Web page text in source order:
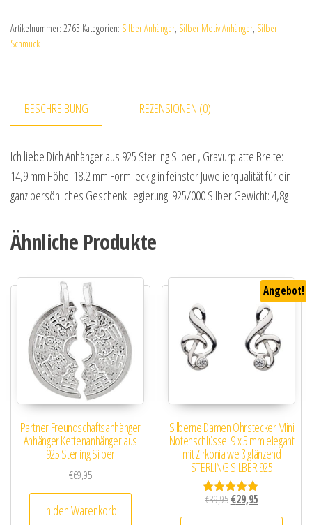
Artikelnummer: 2765 Kategorien: Silber Anhänger, Silber Motiv Anhänger, Silber
Schmuck
BESCHREIBUNG REZENSIONEN (0)
Ich liebe Dich Anhänger aus 925 Sterling Silber , Gravurplatte Breite:
14,9 mm Höhe: 18,2 mm Form: eckig in feinster Juwelierqualität für ein
ganz persönliches Geschenk Legierung: 925/000 Silber Gewicht: 4,8g
Ähnliche Produkte
Partner Freundschaftsanhänger
Anhänger Kettenanhänger aus
925 Sterling Silber
€69,95
In den Warenkorb
Angebot!
Silberne Damen Ohrstecker Mini
Notenschlüssel 9 x 5 mm elegant
mit Zirkonia weiß glänzend
STERLING SILBER 925
Bewertet mit
€39,95 Ursprünglicher Preis
€29,95Aktueller Preis